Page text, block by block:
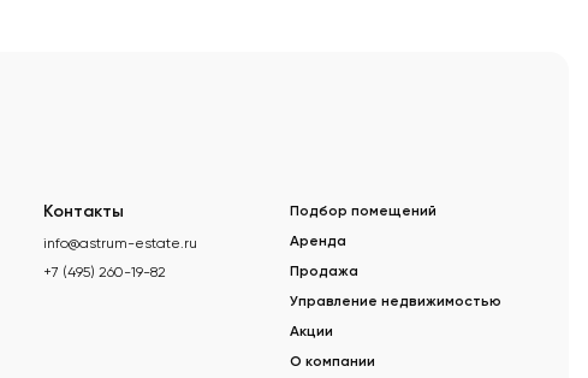
Контакты
info@astrum-estate.ru
+7 (495) 260-19-82
Подбор помещений
Аренда
Продажа
Управление недвижимостью
Акции
О компании